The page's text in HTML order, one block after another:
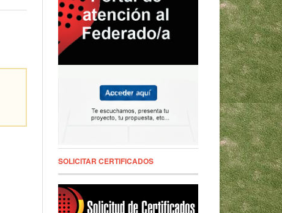
SOLICITAR CERTIFICADOS